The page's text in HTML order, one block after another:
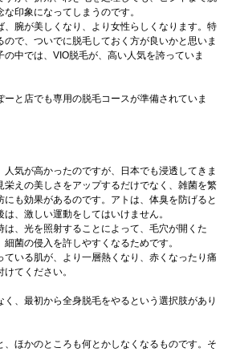
印象になってしまうのです。
、腕が美しくなり、より女性らしくなります。特
で、ついでに脱毛しておく方が良いかと思いま
中では、VIO脱毛が、高い人気を誇っていま
ーと店でも専用の脱毛コースが準備されていま
気が高かったのですが、日本でも浸透してきま
栄えの美しさをアップするだけでなく、雑菌を繁
も効果があるのです。アトは、体臭を防げると
、激しい運動をしてはいけません。
は、光を照射することによって、毛穴が開くた
菌の侵入を許しやすくなるためです。
ている肌が、より一層熱くなり、赤くなったり痛
てください。
、最初から全身脱毛をやるという選択肢があり
ほかのところも何とかしなくなるものです。そ